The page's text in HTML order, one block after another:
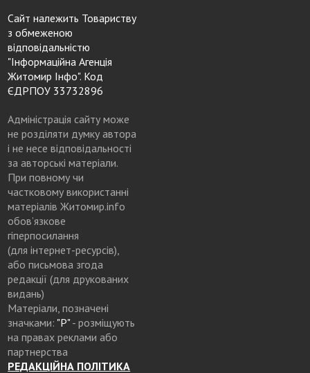
Сайт належить Товариству
з обмеженою
відповідальністю
"Інформаційна Агенція
Житомир Інфо". Код
ЄДРПОУ 33732896
Адміністрація сайту може
не розділяти думку автора
і не несе відповідальності
за авторські матеріали.
При повному чи
частковому використанні
матеріалів Житомир.info
обов’язкове
гіперпосилання
(для інтернет-ресурсів),
або письмова згода
редакції (для друкованих
видань)
Матеріали, позначені
значками: "Р"- розміщують
на правах реклами або
партнерства
РЕДАКЦІЙНА ПОЛІТИКА